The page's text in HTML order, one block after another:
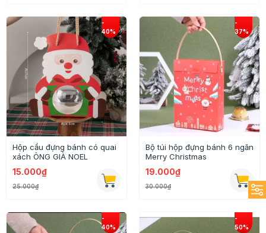
Hộp cầu đựng bánh có quai
xách ÔNG GIÀ NOEL
15.000₫
25.000₫
Bộ túi hộp đựng bánh 6 ngăn
Merry Christmas
19.000₫
30.000₫